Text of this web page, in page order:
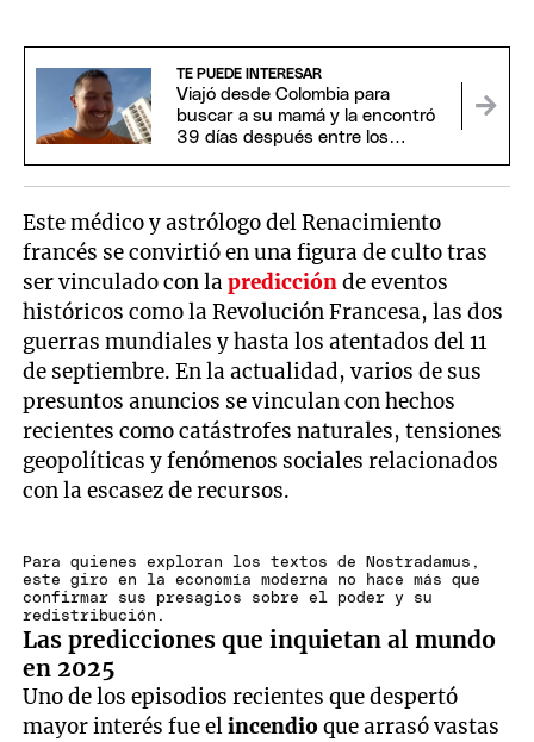
TE PUEDE INTERESAR
Viajó desde Colombia para
buscar a su mamá y la encontró
39 días después entre los
Este médico y astrólogo del Renacimiento
francés se convirtió en una figura de culto tras
ser vinculado con lapredicciónde eventos
históricos como la Revolución Francesa, las dos
guerras mundiales y hasta los atentados del 11
de septiembre. En la actualidad, varios de sus
presuntos anuncios se vinculan con hechos
recientes como catástrofes naturales, tensiones
geopolíticas y fenómenos sociales relacionados
con la escasez de recursos.
Para quienes exploran los textos de Nostradamus,
este giro en la economía moderna no hace más que
confirmar sus presagios sobre el poder y su
redistribución.
Las predicciones que inquietan al mundo
en 2025
Uno de los episodios recientes que despertó
mayor interés fue elincendioque arrasó vastas